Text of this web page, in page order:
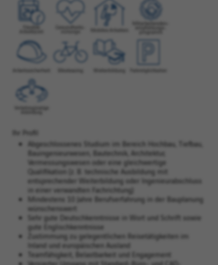
Ihr Profil
Abgeschlossenes Studium im Bereich Hochbau, Tiefbau,
Bauingenieurwesen, Bautechnik, Architektur,
Vermessungswesen oder eine gleichwertige
Qualifikation (z. B. technische Ausbildung mit
entsprechender Weiterbildung oder Ingenieurabschluss
in einer verwandten Fachrichtung)
Mindestens 10 Jahre Berufserfahrung in der Bauplanung
wünschenswert
Sehr gute Deutschkenntnisse in Wort und Schrift sowie
gute Englischkenntnisse
Zustimmung zu gelegentlichen Reisetätigkeiten im
Inland und europäischen Ausland
Teamfähigkeit, Belastbarkeit und Engagement